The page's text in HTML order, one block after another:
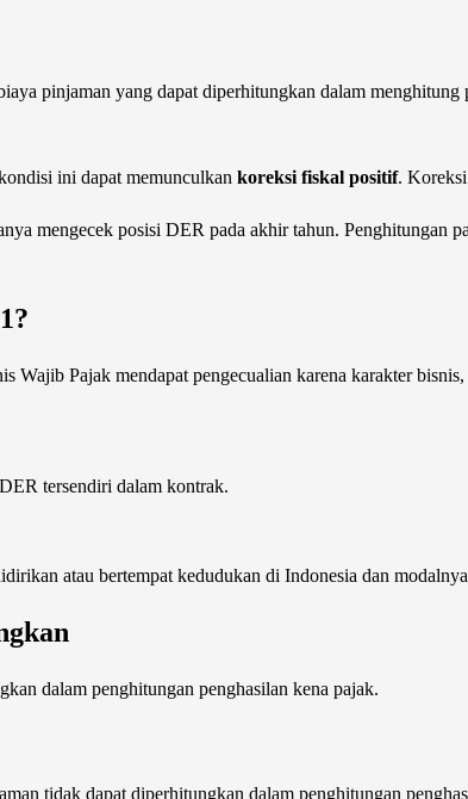
pinjaman yang dapat diperhitungkan dalam
ini dapat memunculkan koreksi fiskal positif. Koreksi
mengecek posisi DER pada akhir tahun. Penghitungan
Pajak mendapat pengecualian karena karakter
tersendiri dalam kontrak.
atau bertempat kedudukan di Indonesia dan modalnya
dalam penghitungan penghasilan kena pajak.
tidak dapat diperhitungkan dalam penghitungan